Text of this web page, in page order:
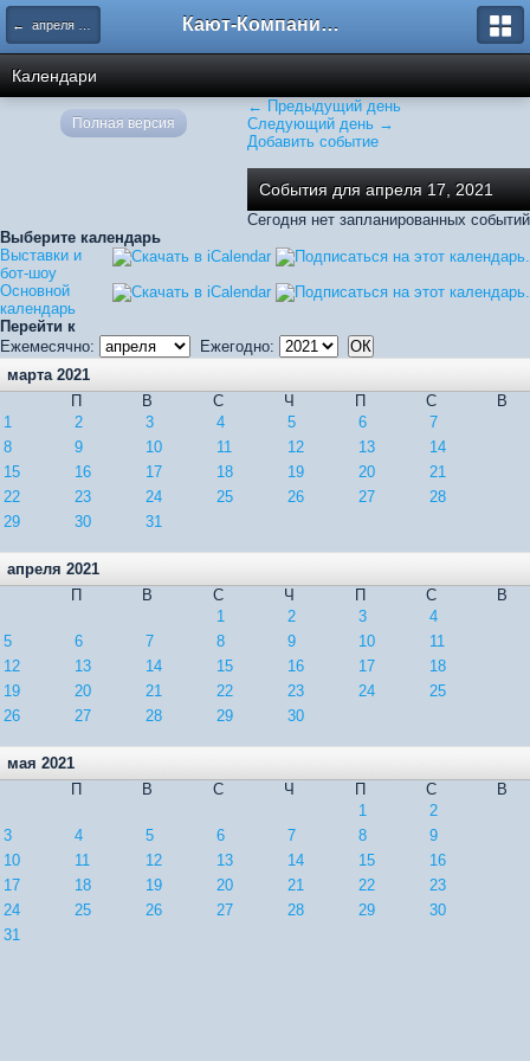
← апреля 2021 Кают-Компания "Катера и Яхты"
Календари
← Предыдущий день
Следующий день →
Добавить событие
События для апреля 17, 2021
Сегодня нет запланированных событий
Выберите календарь
Выставки и
бот-шоу
Основной
календарь
Перейти к
Ежемесячно:
Ежегодно:
марта 2021
П
В С Ч П С
В
1
2 3 4 5 6
7
8
9 10 11 12 13
14
15
16 17 18 19 20
21
22
23 24 25 26 27
28
29
30 31
апреля 2021
П
В С Ч П С
В
1
2 3
4
5
6 7 8 9 10
11
12
13 14 15 16 17
18
19
20 21 22 23 24
25
26
27 28 29 30
мая 2021
П
В С Ч П С
В
1
2
3
4 5 6 7 8
9
10
11 12 13 14 15
16
17
18 19 20 21 22
23
24
25 26 27 28 29
30
31
Полная версия